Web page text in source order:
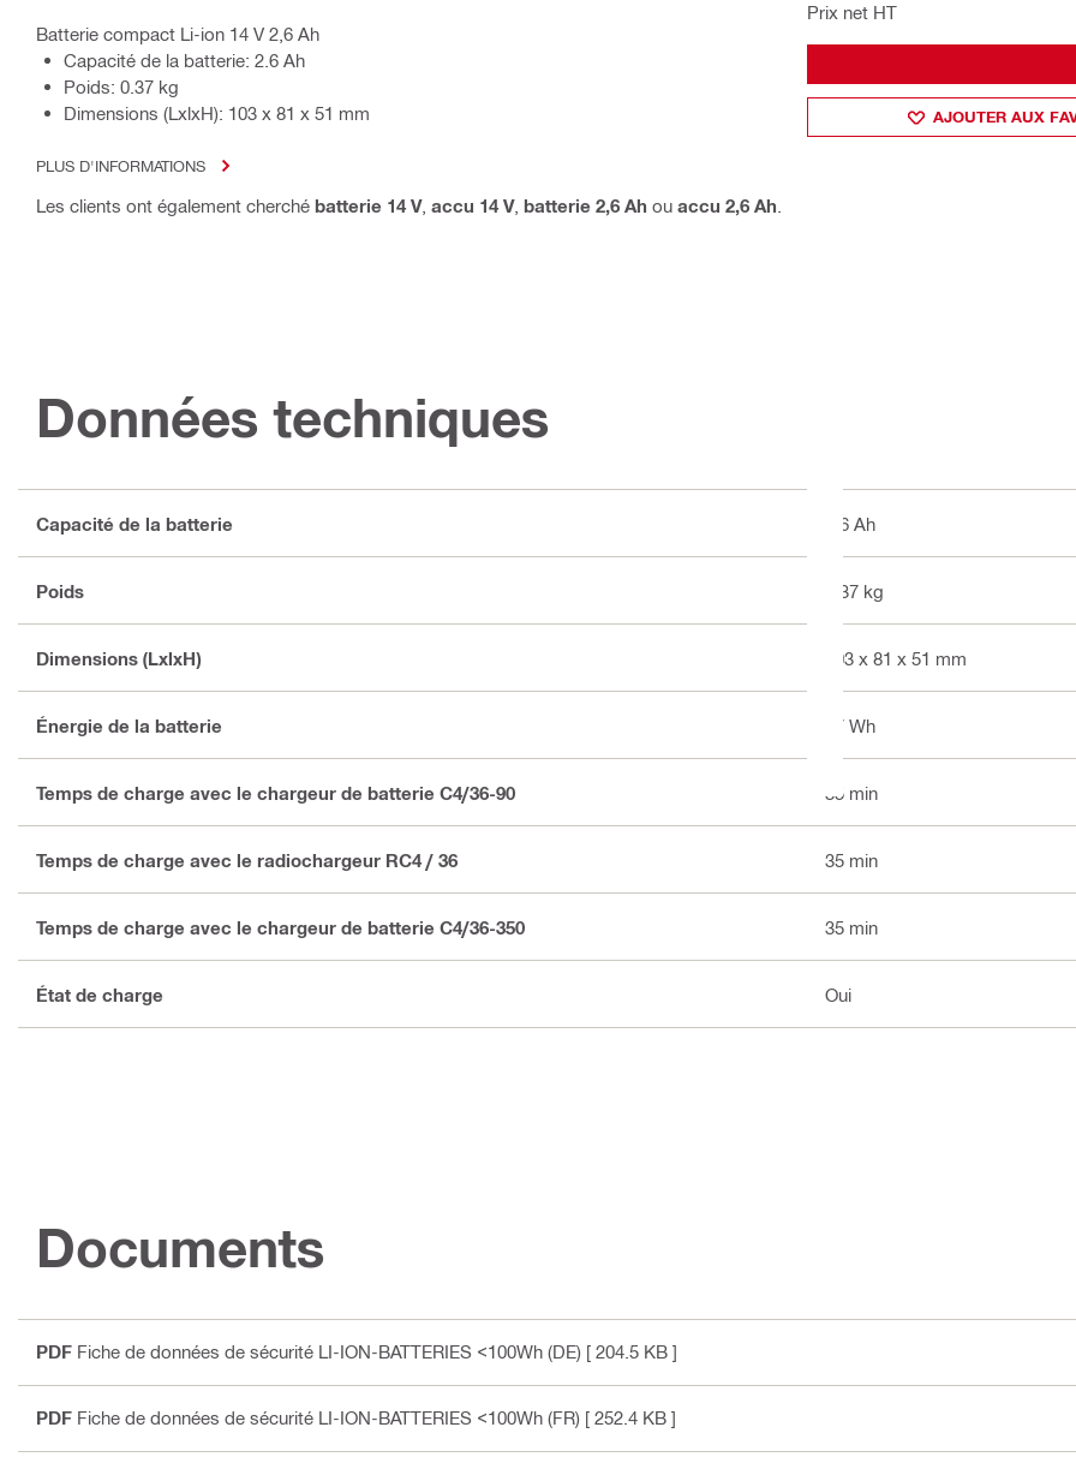
Batterie compact Li-ion 14 V 2,6 Ah
Capacité de la batterie: 2.6 Ah
Poids: 0.37 kg
Dimensions (LxlxH): 103 x 81 x 51 mm
PLUS D'INFORMATIONS
Les clients ont également cherché batterie 14 V, accu 14 V, batterie 2,6 Ah ou accu 2,6 Ah
Prix net HT
AJOUTER AUX
Données techniques
Capacité de la batterie 2.6 Ah
Poids 0.37 kg
Dimensions (LxlxH) 103 x 81 x 51 mm
Énergie de la batterie 37 Wh
Temps de charge avec le chargeur de batterie C4/36-90 35 min
Temps de charge avec le radiochargeur RC4 / 36 35 min
Temps de charge avec le chargeur de batterie C4/36-350 35 min
État de charge Oui
Documents
PDF Fiche de données de sécurité LI-ION-BATTERIES <100Wh (DE) [ 204.5 KB ]
PDF Fiche de données de sécurité LI-ION-BATTERIES <100Wh (FR) [ 252.4 KB ]